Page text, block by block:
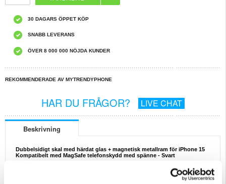
30 DAGARS ÖPPET KÖP
SNABB LEVERANS
ÖVER 8 000 000 NÖJDA KUNDER
REKOMMENDERADE AV MYTRENDYPHONE
HAR DU FRÅGOR? LIVE CHAT
Beskrivning
Dubbelsidigt skal med härdat glas + magnetisk metallram för iPhone 15
Kompatibelt med MagSafe telefonskydd med spänne - Svart
Fodralet är tillverkat med härdat glas fram + bak och en metallram som ger din
telefon ett heltäckande 360-gradersskydd. Härdat glas med stark hårdhet är
reptåligt och mjukt att ta på. Inbyggd magnet, metallramen är löstagbar och kan